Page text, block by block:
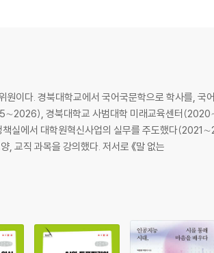
이다. 경북대학교에서 국어국문학으로 학사를,
경북대학교 사범대학 미래교육센터
실에서 대학원혁신사업의 실무를 주도했다
육, 문예창작, 국어국문학 관련 전공과 교양, 교직 과목을 강의했다. 저서로 《말 없는